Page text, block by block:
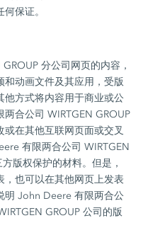
保证。
分公司网页的内容，
和动画文件及其应用，受版
他方式将内容用于商业或公
合公司 WIRTGEN GROUP
在其他互联网页面或交叉
有限两合公司 WIRTGEN
版权保护的材料。但是，
，也可以在其他网页上发表
明 John Deere 有限两合公
GROUP 公司的版